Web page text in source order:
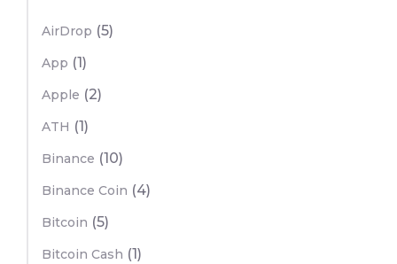
AirDrop (5)
App (1)
Apple (2)
ATH (1)
Binance (10)
Binance Coin (4)
Bitcoin (5)
Bitcoin Cash (1)